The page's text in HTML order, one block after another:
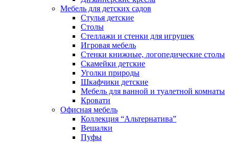
Мебель для детских садов
Стулья детские
Столы
Стеллажи и стенки для игрушек
Игровая мебель
Стенки книжные, логопедические столы
Скамейки детские
Уголки природы
Шкафчики детские
Мебель для ванной и туалетной комнаты
Кровати
Офисная мебель
Коллекция “Альтернатива”
Вешалки
Пуфы